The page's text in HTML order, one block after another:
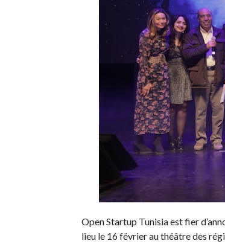
Open Startup Tunisia est fier
lieu le 16 février au théâtre des